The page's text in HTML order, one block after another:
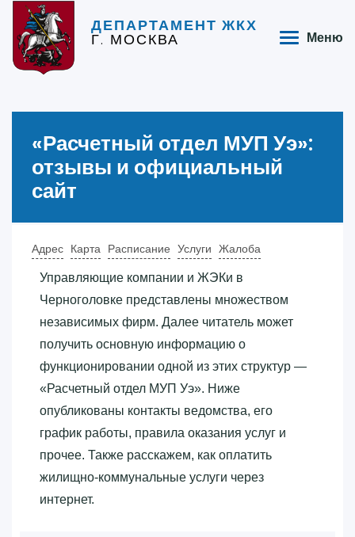
ДЕПАРТАМЕНТ ЖКХ
Г. МОСКВА Меню
«‎Расчетный отдел МУП Уэ»‎:
отзывы и официальный
сайт
Адрес Карта Расписание Услуги Жалоба
Управляющие компании и ЖЭКи в
Черноголовке представлены множеством
независимых фирм. Далее читатель может
получить основную информацию о
функционировании одной из этих структур —
«‎Расчетный отдел МУП Уэ»‎. Ниже
опубликованы контакты ведомства, его
график работы, правила оказания услуг и
прочее. Также расскажем, как оплатить
жилищно-коммунальные услуги через
интернет.